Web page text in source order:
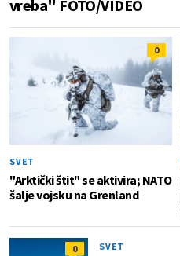
vreba" FOTO/VIDEO
0
SVET
"Arktički štit" se aktivira; NATO
šalje vojsku na Grenland
0 SVET